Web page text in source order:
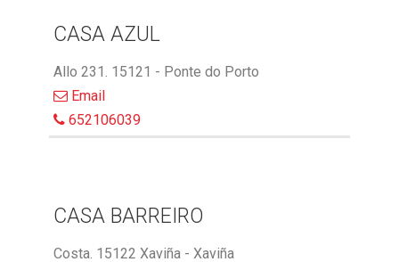
CASA AZUL
Allo 231. 15121 - Ponte do Porto
Email
652106039
CASA BARREIRO
Costa. 15122 Xaviña - Xaviña